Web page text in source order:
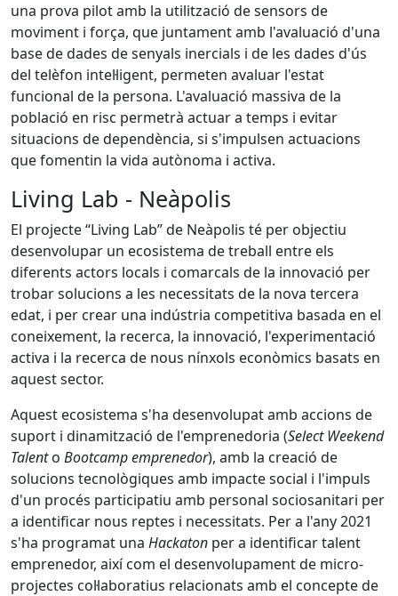
una prova pilot amb la utilització de sensors de
moviment i força, que juntament amb l'avaluació d'una
base de dades de senyals inercials i de les dades d'ús
del telèfon intel·ligent, permeten avaluar l'estat
funcional de la persona. L'avaluació massiva de la
població en risc permetrà actuar a temps i evitar
situacions de dependència, si s'impulsen actuacions
que fomentin la vida autònoma i activa.
Living Lab - Neàpolis
El projecte “Living Lab” de Neàpolis té per objectiu
desenvolupar un ecosistema de treball entre els
diferents actors locals i comarcals de la innovació per
trobar solucions a les necessitats de la nova tercera
edat, i per crear una indústria competitiva basada en el
coneixement, la recerca, la innovació, l'experimentació
activa i la recerca de nous nínxols econòmics basats en
aquest sector.
Aquest ecosistema s'ha desenvolupat amb accions de
suport i dinamització de l'emprenedoria (Select Weekend
Talento Bootcamp emprenedor), amb la creació de
solucions tecnològiques amb impacte social i l'impuls
d'un procés participatiu amb personal sociosanitari per
a identificar nous reptes i necessitats. Per a l'any 2021
s'ha programat una Hackaton per a identificar talent
emprenedor, així com el desenvolupament de micro-
projectes col·laboratius relacionats amb el concepte de